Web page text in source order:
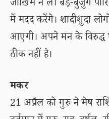
जोखिम न लें। बड़े-बुजुर्ग
में मदद करेंगे। शादीशुदा
आएगी। अपने मन के विरुद्ध
ठीक नहीं है।
मकर
21 अप्रैल को गुरु ने मेष